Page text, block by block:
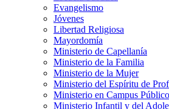
Evangelismo
Jóvenes
Libertad Religiosa
Mayordomía
Ministerio de Capellanía
Ministerio de la Familia
Ministerio de la Mujer
Ministerio del Espíritu de
Ministerio en Campus
Ministerio Infantil y del